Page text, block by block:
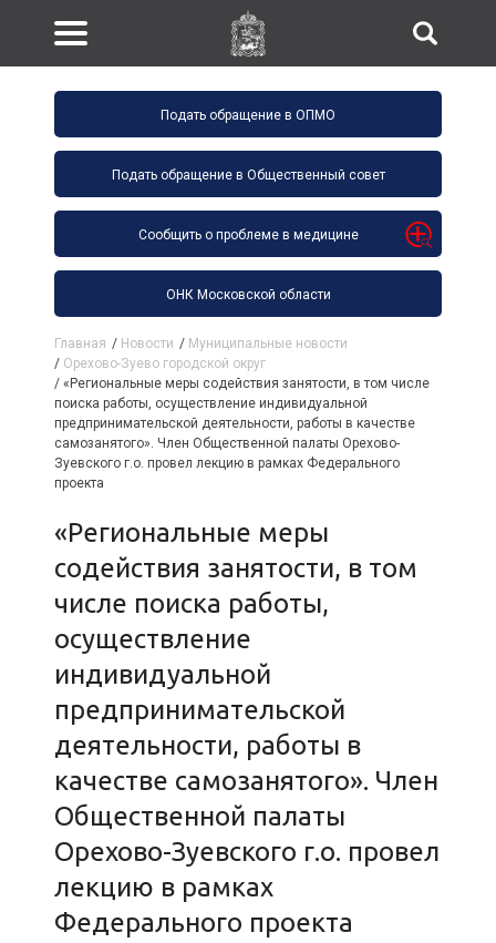
Подать обращение в ОПМО
Подать обращение в Общественный совет
Сообщить о проблеме в медицине
ОНК Московской области
Главная / Новости / Муниципальные новости
/ Орехово-Зуево городской округ
/ «Региональные меры содействия занятости, в том числе
поиска работы, осуществление индивидуальной
предпринимательской деятельности, работы в качестве
самозанятого». Член Общественной палаты Орехово-
Зуевского г.о. провел лекцию в рамках Федерального
проекта
«Региональные меры
содействия занятости, в том
числе поиска работы,
осуществление
индивидуальной
предпринимательской
деятельности, работы в
качестве самозанятого». Член
Общественной палаты
Орехово-Зуевского г.о. провел
лекцию в рамках
Федерального проекта